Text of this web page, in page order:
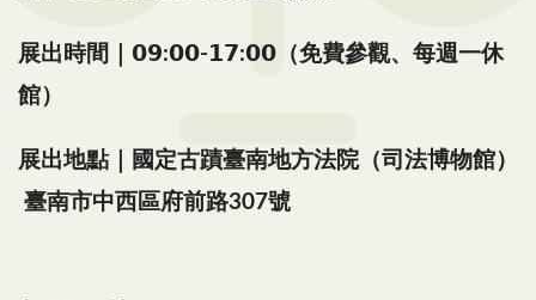
展出時間｜𝟬𝟵:𝟬𝟬-𝟭𝟳:𝟬𝟬（免費參觀、每週一休
館）
展出地點｜國定古蹟臺南地方法院（司法博物館）​
臺南市中西區府前路307號